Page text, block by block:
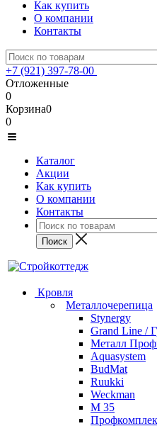
Как купить
О компании
Контакты
+7 (921) 397-78-00
Отложенные
0
Корзина0
0
Каталог
Акции
Как купить
О компании
Контакты
Кровля
Металлочерепица
Stynergy
Grand Line /
Металл
Aquasystem
BudMat
Ruukki
Weckman
М 35